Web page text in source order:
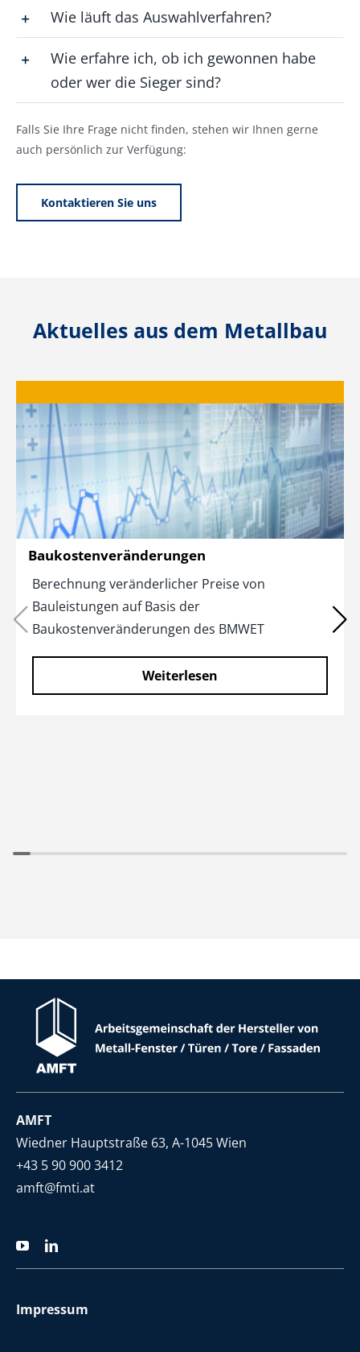
Wie läuft das Auswahlverfahren?
Wie erfahre ich, ob ich gewonnen habe
oder wer die Sieger sind?
Falls Sie Ihre Frage nicht finden, stehen wir Ihnen gerne
auch persönlich zur Verfügung:
Kontaktieren Sie uns
Aktuelles aus dem Metallbau
Baukostenveränderungen
Berechnung veränderlicher Preise von
Bauleistungen auf Basis der
Baukostenveränderungen des BMWET
Weiterlesen
AMFT
Wiedner Hauptstraße 63, A-1045 Wien
+43 5 90 900 3412
amft@fmti.at
Impressum